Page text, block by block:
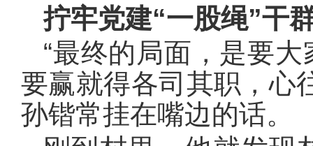
拧牢党建“一股绳”干
“最终的局面，是要
要赢就得各司其职，心
孙锴常挂在嘴边的话。